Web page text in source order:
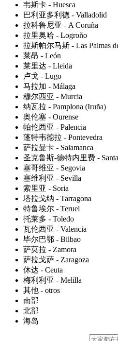
韦斯卡 - Huesca
巴利亚多利德 - Valladolid
拉科鲁尼亚 - A Coruña
拉里奥哈 - Logroño
拉斯帕尔马斯 - Las Palmas
莱昂 - León
莱里达 - Lleida
卢戈 - Lugo
马拉加 - Málaga
穆尔西亚 - Murcia
纳瓦拉 - Pamplona (Iruña)
奥伦塞 - Ourense
帕伦西亚 - Palencia
蓬特韦德拉 - Pontevedra
萨拉曼卡 - Salamanca
圣克鲁斯-德特内里费 -
塞哥维亚 - Segovia
塞维利亚 - Sevilla
索里亚 - Soria
塔拉戈纳 - Tarragona
特鲁埃尔 - Teruel
托莱多 - Toledo
瓦伦西亚 - Valencia
毕尔巴鄂 - Bilbao
萨莫拉 - Zamora
萨拉戈萨 - Zaragoza
休达 - Ceuta
梅利利亚 - Melilla
其他 - otros
南部
北部
海岛